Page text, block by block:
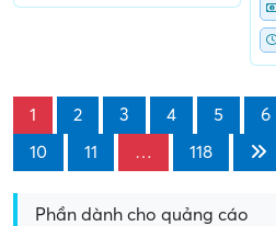
1 2 3 4 5 6
10
11 … 118
Phần dành cho quảng cáo